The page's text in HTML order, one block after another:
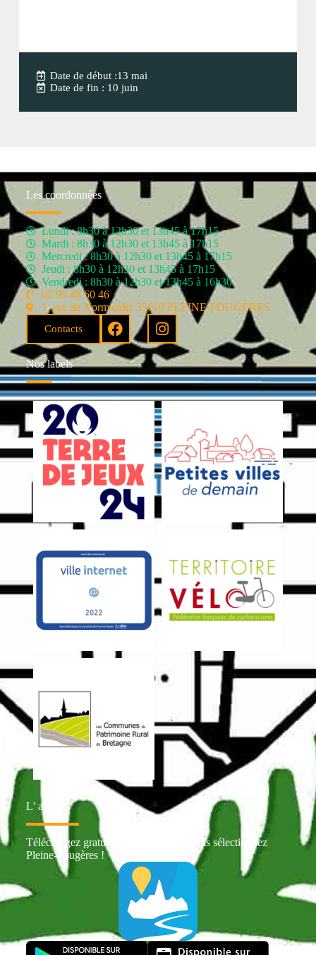
Date de début :13 mai
Date de fin : 10 juin
Les coordonnées
Lundi : 8h30 à 12h30 et 13h45 à 17h15
Mardi : 8h30 à 12h30 et 13h45 à 17h15
Mercredi : 8h30 à 12h30 et 13h45 à 17h15
Jeudi : 8h30 à 12h30 et 13h45 à 17h15
Vendredi : 8h30 à 12h30 et 13h45 à 16h30
02 99 48 60 46
1, rue de Normandie 35610 PLEINE-FOUGÈRES
Contacts
Nos labels
L' appli
Téléchargez gratuitement Intramuros puis sélectionnez
Pleine-Fougères !